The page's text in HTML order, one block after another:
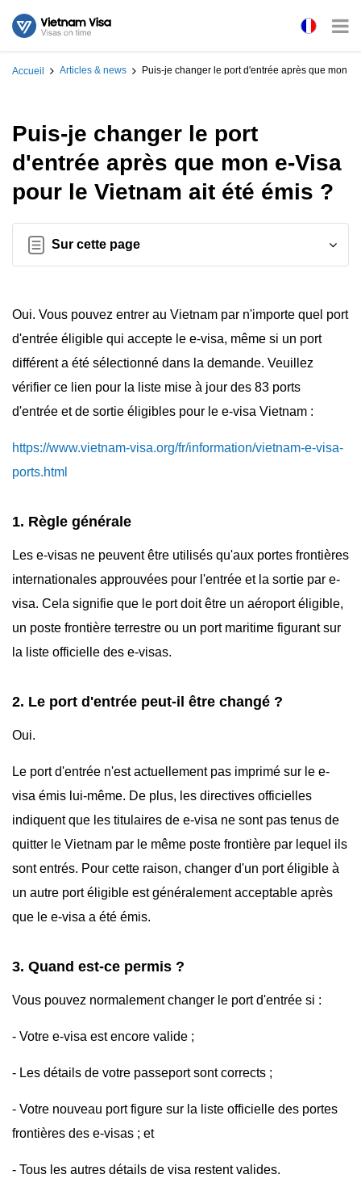
Accueil Articles & news Puis-je changer le port d'entrée après que mon
Puis-je changer le port
d'entrée après que mon e-Visa
pour le Vietnam ait été émis ?
Sur cette page
Oui. Vous pouvez entrer au Vietnam par n'importe quel port
d'entrée éligible qui accepte le e-visa, même si un port
différent a été sélectionné dans la demande. Veuillez
vérifier ce lien pour la liste mise à jour des 83 ports
d'entrée et de sortie éligibles pour le e-visa Vietnam :
https://www.vietnam-visa.org/fr/information/vietnam-e-visa-
ports.html
1. Règle générale
Les e-visas ne peuvent être utilisés qu'aux portes frontières
internationales approuvées pour l'entrée et la sortie par e-
visa. Cela signifie que le port doit être un aéroport éligible,
un poste frontière terrestre ou un port maritime figurant sur
la liste officielle des e-visas.
2. Le port d'entrée peut-il être changé ?
Oui.
Le port d'entrée n'est actuellement pas imprimé sur le e-
visa émis lui-même. De plus, les directives officielles
indiquent que les titulaires de e-visa ne sont pas tenus de
quitter le Vietnam par le même poste frontière par lequel ils
sont entrés. Pour cette raison, changer d'un port éligible à
un autre port éligible est généralement acceptable après
que le e-visa a été émis.
3. Quand est-ce permis ?
Vous pouvez normalement changer le port d'entrée si :
- Votre e-visa est encore valide ;
- Les détails de votre passeport sont corrects ;
- Votre nouveau port figure sur la liste officielle des portes
frontières des e-visas ; et
- Tous les autres détails de visa restent valides.